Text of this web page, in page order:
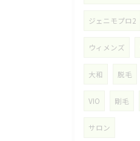
ジェニモプロ2
ウィメンズ
大和 脱毛
VIO 剛毛
サロン